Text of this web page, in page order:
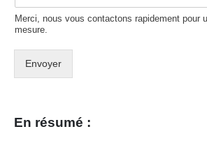
Merci, nous vous contactons rapidement pour
mesure.
Envoyer
En résumé :